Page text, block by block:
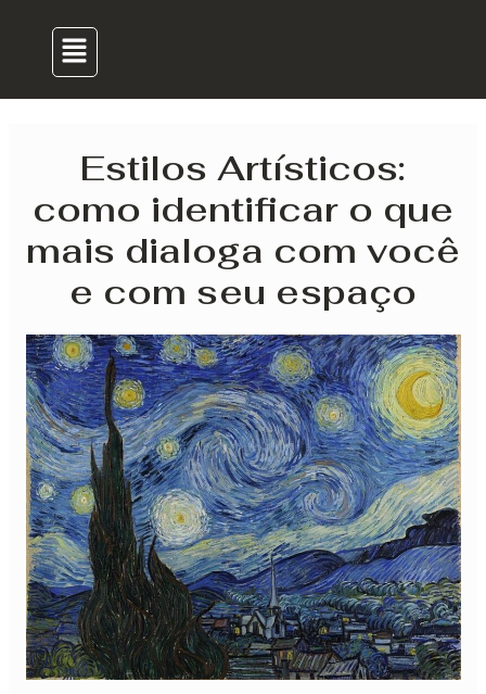
conteúdo
Menu
Estilos Artísticos:
como identificar o que
mais dialoga com você
e com seu espaço